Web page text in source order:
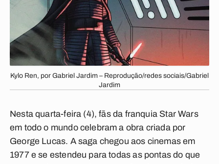
Kylo Ren, por Gabriel Jardim – Reprodução/redes sociais/Gabriel
Jardim
Nesta quarta-feira (4), fãs da franquia Star Wars
em todo o mundo celebram a obra criada por
George Lucas. A saga chegou aos cinemas em
1977 e se estendeu para todas as pontas do que